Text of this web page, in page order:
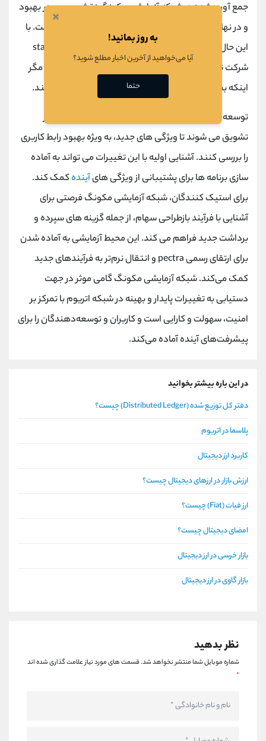
جمع آوری شده در شبکه آزمایشی مکونگ نقش مهمی در بهبود
و در نهایت اجرای این تغییرات در شبکه اصلی خواهد داشت. با
این حال، برای کسانی که گره‌ها را اجرا می‌کنند اما در staking
شرکت نمی‌کنند، نیازی به ایجاد هیچ تغییر خاصی نیست، مگر
اینکه بخواهند شبکه تست را به صورت اختیاری امتحان کنند.
توسعه دهندگان برنامه ها و ابزارهای مبتنی بر اتریوم نیز
تشویق می شوند تا ویژگی های جدید، به ویژه بهبود رابط کاربری
را بررسی کنند. آشنایی اولیه با این تغییرات می تواند به آماده
سازی برنامه ها برای پشتیبانی از ویژگی هایآیندهکمک کند.
برای استیک کنندگان، شبکه آزمایشی مکونگ فرصتی برای
آشنایی با فرآیند بازطراحی سهام، از جمله گزینه های سپرده و
برداشت جدید فراهم می کند. این محیط آزمایشی به آماده شدن
برای ارتقای رسمی pectra و انتقال نرم‌تر به فرآیندهای جدید
کمک می‌کند. شبکه آزمایشی مکونگ گامی موثر در جهت
دستیابی به تغییرات پایدار و بهینه در شبکه اتریوم با تمرکز بر
امنیت، سهولت و کارایی است و کاربران و توسعه‌دهندگان را برای
پیشرفت‌های آینده آماده می‌کند.
در این باره بیشتر بخوانید
دفتر کل توزیع شده (Distributed Ledger) چیست؟
پلاسما در اتریوم
کاربرد ارز دیجیتال
ارزش بازار در ارزهای دیجیتال چیست؟
ارز فیات (Fiat) چیست؟
امضای دیجیتال چیست؟
بازار خرسی در ارز دیجیتال
بازار گاوی در ارز دیجیتال
نظر بدهید
شماره موبایل شما منتشر نخواهد شد.قسمت های مورد نیاز علامت گذاری شده اند
*
×
به روز بمانید!
آیا می‌خواهید از آخرین اخبار مطلع شوید؟
حتما